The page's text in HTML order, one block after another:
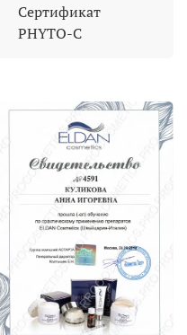
Сертификат
PHYTO-C